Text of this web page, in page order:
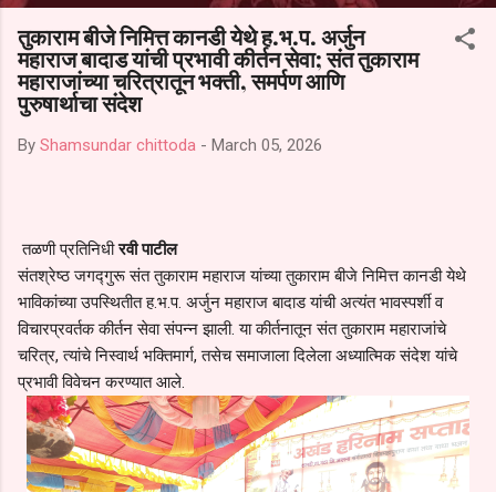
करण्यात यावी आणि सर्व पालकांच्या उपस्थितीत मतदान पद्धतीने शालेय समितीची
फेरनिवडणूक घेण्यात यावी, अशी मागणी पालकांनी केली आहे. या निवेदनाच्या प्रती
जिल्हा शिक्षण अधिकारी (प्राथमिक), जालना तसेच तालुका शिक्षण अधिकारी,
परतूर यांनाही पाठविण्यात आल्या असून प्रशासन याबाबत काय निर्णय घेते, याकडे
पालकांचे लक्ष लागले आहे. या न...
तुकाराम बीजे निमित्त कानडी येथे ह.भ.प. अर्जुन
महाराज बादाड यांची प्रभावी कीर्तन सेवा; संत तुकाराम
महाराजांच्या चरित्रातून भक्ती, समर्पण आणि
पुरुषार्थाचा संदेश
By Shamsundar chittoda - March 05, 2026
तळणी प्रतिनिधीरवी पाटील
संतश्रेष्ठ जगद्गुरू संत तुकाराम महाराज यांच्या तुकाराम बीजे निमित्त कानडी येथे
भाविकांच्या उपस्थितीत ह.भ.प. अर्जुन महाराज बादाड यांची अत्यंत भावस्पर्शी व
विचारप्रवर्तक कीर्तन सेवा संपन्न झाली. या कीर्तनातून संत तुकाराम महाराजांचे
चरित्र, त्यांचे निस्वार्थ भक्तिमार्ग, तसेच समाजाला दिलेला अध्यात्मिक संदेश यांचे
प्रभावी विवेचन करण्यात आले.